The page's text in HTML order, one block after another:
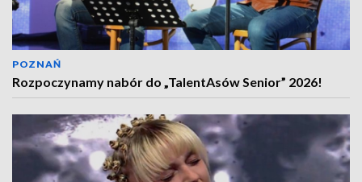
POZNAŃ
Rozpoczynamy nabór do „TalentAsów Senior” 2026!